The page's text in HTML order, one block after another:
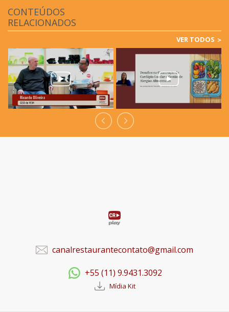
CONTEÚDOS
RELACIONADOS
VER TODOS
canalrestaurantecontato@gmail.com
+55 (11) 9.9431.3092
Mídia Kit